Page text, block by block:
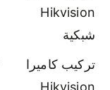
Hikvision
شبكية
تركيب كاميرا
Hikvision